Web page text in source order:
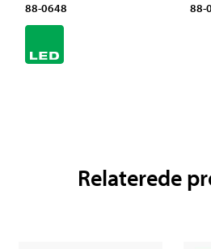
88-0648 88-
Relaterede